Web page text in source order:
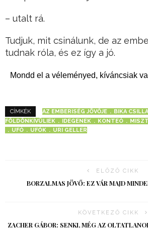
– utalt rá.
Tudjuk, mit csinálunk, de az
tudnak róla, és ez így a jó.
Mondd el a véleményed, kíváncsiak
CÍMKÉK AZ EMBERISÉG JÖVŐJE
BIKA
FÖLDÖNKÍVÜLIEK
IDEGENEK KONTEÓ
UFÓ
UFÓK URI GELLER
ELŐZŐ CIKK
BORZALMAS JÖVŐ: EZ VÁR MAJD
KÖVETKEZŐ CIKK
ZACHER GÁBOR: SENKI, MÉG AZ